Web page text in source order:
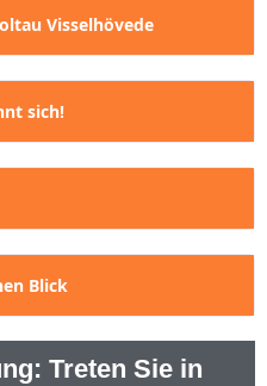
Visselhövede
sich!
Blick
Treten Sie in